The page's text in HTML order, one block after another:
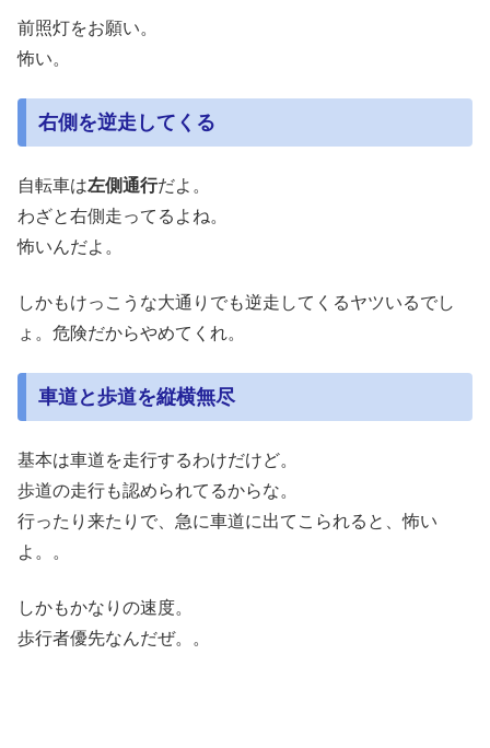
前照灯をお願い。
怖い。
右側を逆走してくる
自転車は左側通行だよ。
わざと右側走ってるよね。
怖いんだよ。
しかもけっこうな大通りでも逆走してくるヤツいるでし
ょ。危険だからやめてくれ。
車道と歩道を縦横無尽
基本は車道を走行するわけだけど。
歩道の走行も認められてるからな。
行ったり来たりで、急に車道に出てこられると、怖い
よ。。
しかもかなりの速度。
歩行者優先なんだぜ。。